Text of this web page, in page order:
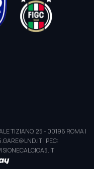
TIZIANO, 25 - 00196 ROMA |
| PEC: